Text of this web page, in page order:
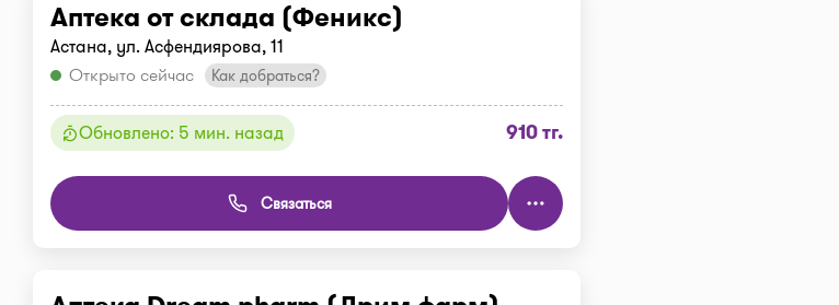
Аптека от склада (Феникс)
Астана, ул. Асфендиярова, 11
Открыто сейчас
Как добраться?
Обновлено: 5 мин. назад 910 тг.
Связаться